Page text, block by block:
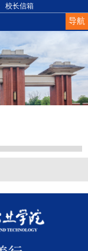
校长信箱
导航